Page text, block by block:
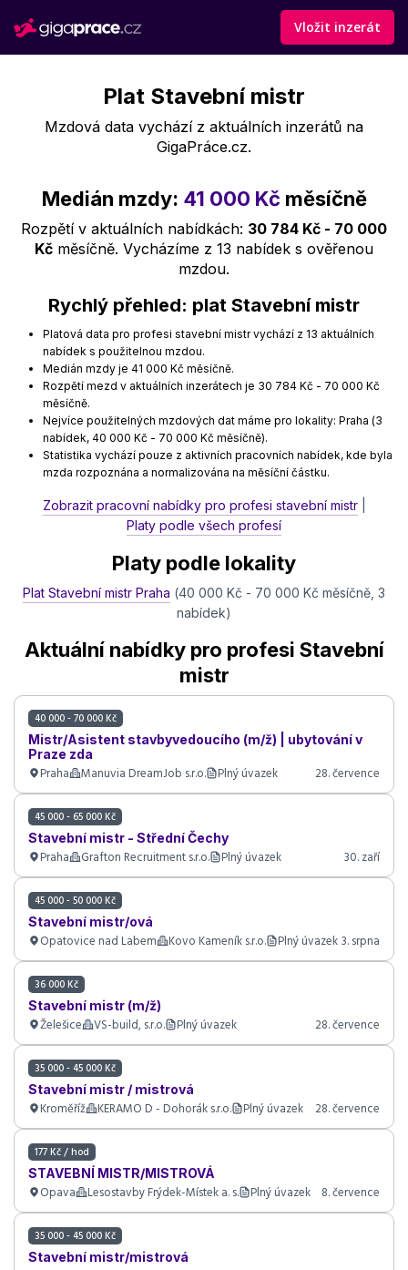
Vložit inzerát
Plat Stavební mistr
Mzdová data vychází z aktuálních inzerátů na
GigaPráce.cz.
Medián mzdy: 41 000 Kč měsíčně
Rozpětí v aktuálních nabídkách: 30 784 Kč - 70 000
Kč měsíčně. Vycházíme z 13 nabídek s ověřenou
mzdou.
Rychlý přehled: plat Stavební mistr
Platová data pro profesi stavební mistr vychází z 13 aktuálních
nabídek s použitelnou mzdou.
Medián mzdy je 41 000 Kč měsíčně.
Rozpětí mezd v aktuálních inzerátech je 30 784 Kč - 70 000 Kč
měsíčně.
Nejvíce použitelných mzdových dat máme pro lokality: Praha (3
nabídek, 40 000 Kč - 70 000 Kč měsíčně).
Statistika vychází pouze z aktivních pracovních nabídek, kde byla
mzda rozpoznána a normalizována na měsíční částku.
Zobrazit pracovní nabídky pro profesi stavební mistr
Platy podle všech profesí
Platy podle lokality
Plat Stavební mistr Praha (40 000 Kč - 70 000 Kč měsíčně, 3
nabídek)
Aktuální nabídky pro profesi Stavební
mistr
40 000 - 70 000 Kč
Mistr/Asistent stavbyvedoucího (m/ž) | ubytování v
Praze zda
Praha Manuvia DreamJob s.r.o. Plný úvazek 28. července
45 000 - 65 000 Kč
Stavební mistr - Střední Čechy
Praha Grafton Recruitment s.r.o. Plný úvazek 30. zaří
45 000 - 50 000 Kč
Stavební mistr/ová
Opatovice nad Labem Kovo Kameník s.r.o. Plný úvazek 3. srpna
36 000 Kč
Stavební mistr (m/ž)
Želešice VS-build, s.r.o. Plný úvazek 28. července
35 000 - 45 000 Kč
Stavební mistr / mistrová
Kroměříž KERAMO D - Dohorák s.r.o. Plný úvazek 28. července
177 Kč / hod
STAVEBNÍ MISTR/MISTROVÁ
Opava Lesostavby Frýdek-Místek a. s. Plný úvazek 8. července
35 000 - 45 000 Kč
Stavební mistr/mistrová